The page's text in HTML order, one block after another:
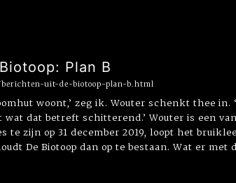
Plan B
uit-de-biotoop-plan-b.html
woont,’ zeg ik. Wouter schenkt thee
wat dat betreft schitterend.’ Wouter is een
te zijn op 31 december 2019, loopt het
De Biotoop dan op te bestaan. Wat er met